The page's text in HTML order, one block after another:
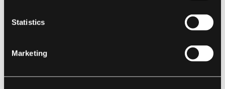
Statistics
Marketing
Softwareentwicklungsunternehmens kann ein
grundlegendes Verständnis des logischen
Entwicklern zu kommunizieren und informierte